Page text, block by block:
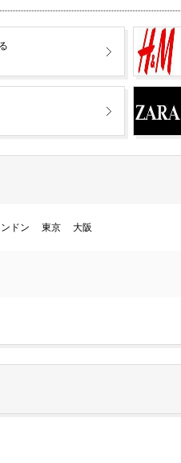
ドン 東京 大阪